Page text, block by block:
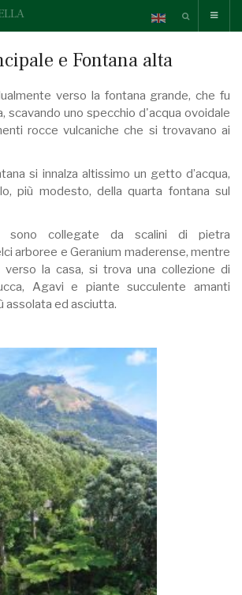
e Fontana alta
verso la fontana grande, che fu
scavando uno specchio d'acqua ovoidale
rocce vulcaniche che si trovavano ai
si innalza altissimo un getto d’acqua,
più modesto, della quarta fontana sul
sono collegate da scalini di pietra
arboree e Geranium maderense, mentre
la casa, si trova una collezione di
Agavi e piante succulente amanti
assolata ed asciutta.